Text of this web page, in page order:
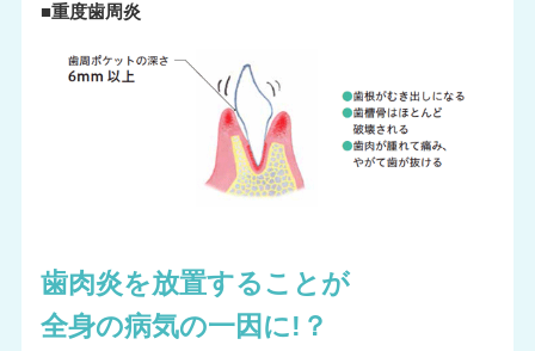
■重度歯周炎
歯肉炎を放置することが
全身の病気の一因に!？